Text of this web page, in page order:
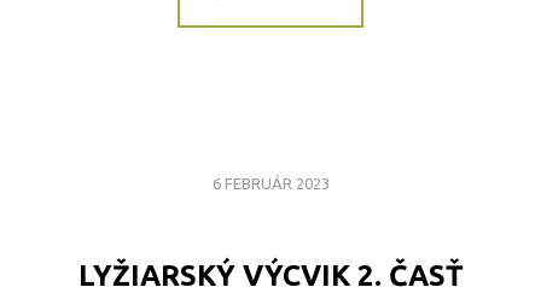
6 FEBRUÁR 2023
LYŽIARSKÝ VÝCVIK 2. ČASŤ